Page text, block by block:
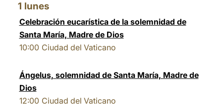
1 lunes
Celebración eucarística de la solemnidad de
Santa María, Madre de Dios
10:00 Ciudad del Vaticano
Ángelus, solemnidad de Santa María, Madre de
Dios
12:00 Ciudad del Vaticano